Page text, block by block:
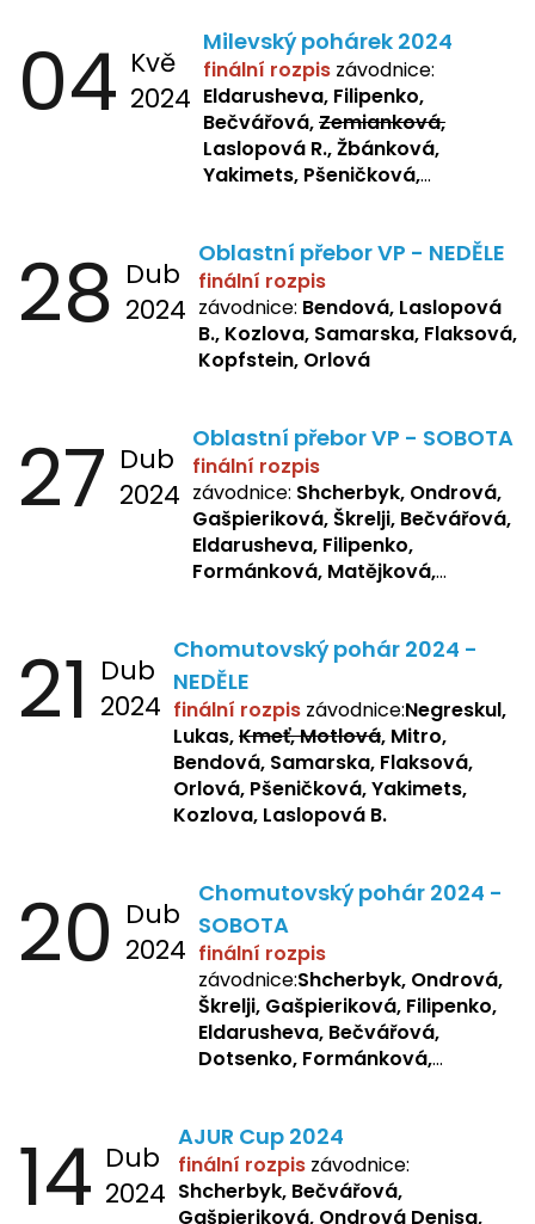
04 Kvě
2024
Milevský pohárek 2024
finální rozpis závodnice:
Eldarusheva, Filipenko,
Bečvářová,Zemianková,
Laslopová R., Žbánková,
Yakimets, Pšeničková,
28 Dub
2024
Oblastní přebor VP - NEDĚLE
finální rozpis
závodnice: Bendová, Laslopová
B., Kozlova, Samarska, Flaksová,
Kopfstein, Orlová
27 Dub
2024
Oblastní přebor VP - SOBOTA
finální rozpis
závodnice: Shcherbyk, Ondrová,
Gašpieriková, Škrelji, Bečvářová,
Eldarusheva, Filipenko,
Formánková, Matějková,
Sochorová, Repetska, Lukas,
Negreskul, Mitro
21 Dub
2024
Chomutovský pohár 2024 -
NEDĚLE
finální rozpis závodnice:Negreskul,
Lukas,Kmeť, Motlová, Mitro,
Bendová, Samarska, Flaksová,
Orlová, Pšeničková, Yakimets,
Kozlova, Laslopová B.
20 Dub
2024
Chomutovský pohár 2024 -
SOBOTA
finální rozpis
závodnice:Shcherbyk, Ondrová,
Škrelji, Gašpieriková, Filipenko,
Eldarusheva, Bečvářová,
Dotsenko, Formánková,
Žbánková, Sochorová
14 Dub
2024
AJUR Cup 2024
finální rozpis závodnice:
Shcherbyk, Bečvářová,
Gašpieriková, Ondrová Denisa,